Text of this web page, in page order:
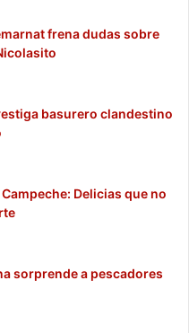
frena dudas sobre
basurero clandestino
Delicias que no
sorprende a pescadores